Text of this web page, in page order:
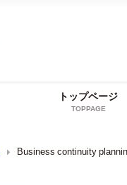
トップページ
TOPPAGE
Business continuity